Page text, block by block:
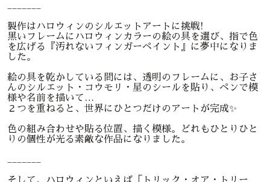
製作はハロウィンのシルエットアートに挑戦!
黒いフレームにハロウィンカラーの絵の具を選び、指で色
を広げる『汚れないフィンガーペイント』に夢中になりま
した。
絵の具を乾かしている間には、透明のフレームに、お子さ
んのシルエット・コウモリ・星のシールを貼り、ペンで模
様や名前を描いて…
２つを重ねると、世界にひとつだけのアートが完成✨
色の組み合わせや貼る位置、描く模様。どれもひとりひと
りの個性が光る素敵な作品になりました。
そして、ハロウィンといえば「トリック・オア・トリー